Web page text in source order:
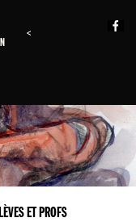
<
ET PROFS